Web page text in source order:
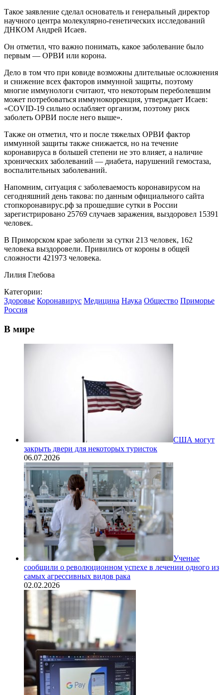
Такое заявление сделал основатель и генеральный директор
научного центра молекулярно-генетических исследований
ДНКОМ Андрей Исаев.
Он отметил, что важно понимать, какое заболевание было
первым — ОРВИ или корона.
Дело в том что при ковиде возможны длительные осложнения
и снижение всех факторов иммунной защиты, поэтому
многие иммунологи считают, что некоторым переболевшим
может потребоваться иммунокоррекция, утверждает Исаев:
«COVID-19 сильно ослабляет организм, поэтому риск
заболеть ОРВИ после него выше».
Также он отметил, что и после тяжелых ОРВИ фактор
иммунной защиты также снижается, но на течение
коронавируса в большей степени не это влияет, а наличие
хронических заболеваний — диабета, нарушений гемостаза,
воспалительных заболеваний.
Напомним, ситуация с заболеваемость коронавирусом на
сегодняшний день такова: по данным официального сайта
стопкоронавирус.рф за прошедшие сутки в России
зарегистрировано 25769 случаев заражения, выздоровел 15391
человек.
В Приморском крае заболели за сутки 213 человек, 162
человека выздоровели. Привились от короны в общей
сложности 421973 человека.
Лилия Глебова
Категории:
Здоровье Коронавирус Медицина Наука Общество Приморье
Россия
В мире
США могут
закрыть двери для некоторых туристок
06.07.2026
Ученые
сообщили о революционном успехе в лечении одного из
самых агрессивных видов рака
02.02.2026